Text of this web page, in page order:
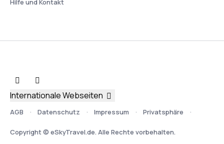
Hilfe und Kontakt
AGB Datenschutz Impressum Privatsphäre
Copyright © eSkyTravel.de. Alle Rechte vorbehalten.
Internationale Webseiten